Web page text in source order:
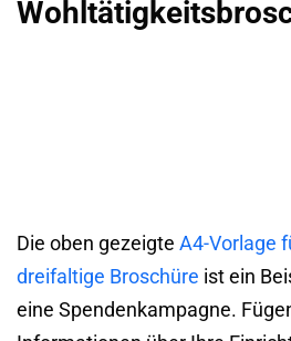
Die oben gezeigte A4-Vorlage
dreifaltige Broschüre ist ein
eine Spendenkampagne.